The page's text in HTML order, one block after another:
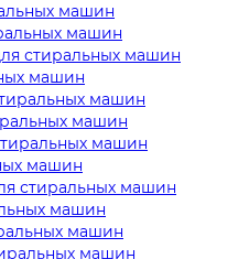
машин
машин
стиральных машин
машин
машин
машин
машин
машин
стиральных машин
машин
машин
машин